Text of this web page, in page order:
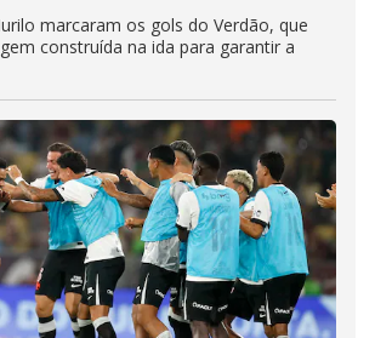
marcaram os gols do Verdão, que
construída na ida para garantir a